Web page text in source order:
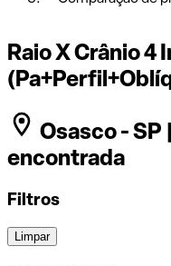
Raio X Crânio 4
Osasco - SP |
encontrada
Filtros
Limpar